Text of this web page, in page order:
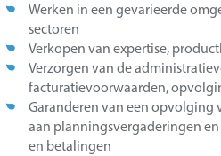
Werken in een gevarieerde
sectoren
Verkopen van expertise,
Verzorgen van de
facturatievoorwaarden,
Garanderen van een opvolging
aan planningsvergaderingen
en betalingen